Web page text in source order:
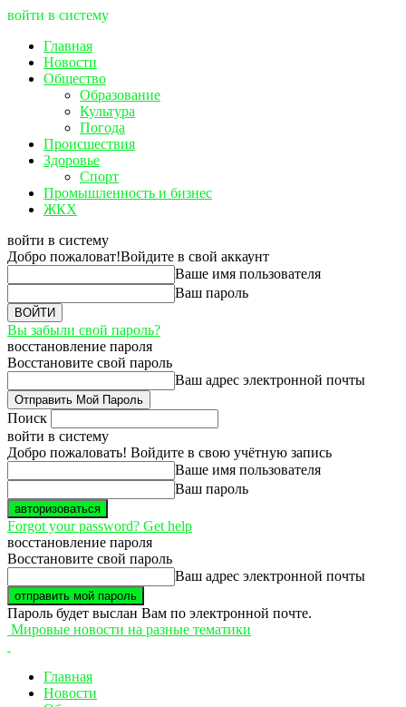
войти в систему
Главная
Новости
Общество
Образование
Культура
Погода
Происшествия
Здоровье
Спорт
Промышленность и бизнес
ЖКХ
войти в систему
Добро пожаловат!Войдите в свой аккаунт
Ваше имя пользователя
Ваш пароль
Вы забыли свой пароль?
восстановление пароля
Восстановите свой пароль
Ваш адрес электронной почты
Поиск
войти в систему
Добро пожаловать! Войдите в свою учётную запись
Ваше имя пользователя
Ваш пароль
Forgot your password? Get help
восстановление пароля
Восстановите свой пароль
Ваш адрес электронной почты
Пароль будет выслан Вам по электронной почте.
Мировые новости на разные тематики
Главная
Новости